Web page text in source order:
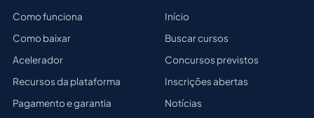
Como funciona
Como baixar
Acelerador
Recursos da plataforma
Pagamento e garantia
Início
Buscar cursos
Concursos previstos
Inscrições abertas
Notícias